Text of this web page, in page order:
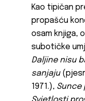
Kao tipičan
propašću
osam knjiga,
subotičke
Daljine nisu
sanjaju
1971.), Sunce